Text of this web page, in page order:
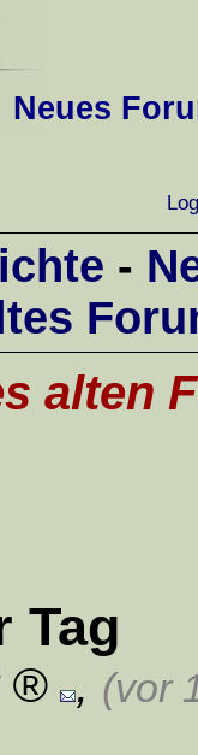
Neues
-
alten
Tag
, (vor